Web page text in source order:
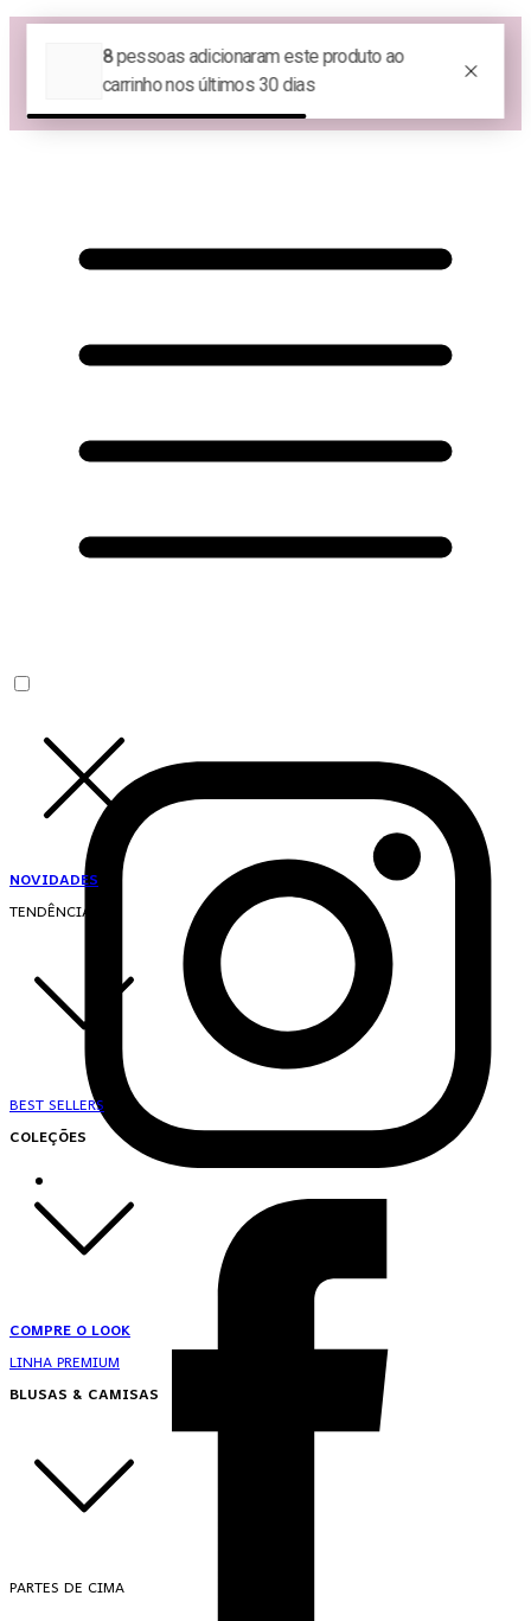
Las Queridas Club🌷 - Ganhe 5% Cashback em pontos na sua compra!
😍 Baixe nosso APP e tenha 10% OFF na sua 1ª compra no APP:
PRIMEIRANOAPP😍
♡ Coleção Nova: Grace in Motion ♡
NOVIDADES
TENDÊNCIAS
BEST SELLERS
COLEÇÕES
COMPRE O LOOK
LINHA PREMIUM
BLUSAS & CAMISAS
PARTES DE CIMA